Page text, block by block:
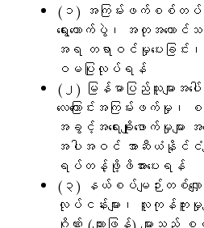
(၁) အကြမ်းဖက်စစ်တပ်
ရွေးကောက်ပွဲ၊ အတုအယော
အရ တရာဝင်မှုပေးခြင်း
ဝမပြုလုပ်ရန်
(၂) မြန်မာပြည်သူများ
လေကြောင်းအကြမ်းဖက်မှု
အခွင့်အရေးချိုးဖောက်မှုမျာ
အပါအဝင် အာဆီယံနိုင်ငံမ
ရပ်တန့်ဖို့ဖိအားပေးရန်
(၃) နယ်စပ်မျဉ်းတစ်လ
လုပ်ငန်းများ၊ လူကုန်ကူး